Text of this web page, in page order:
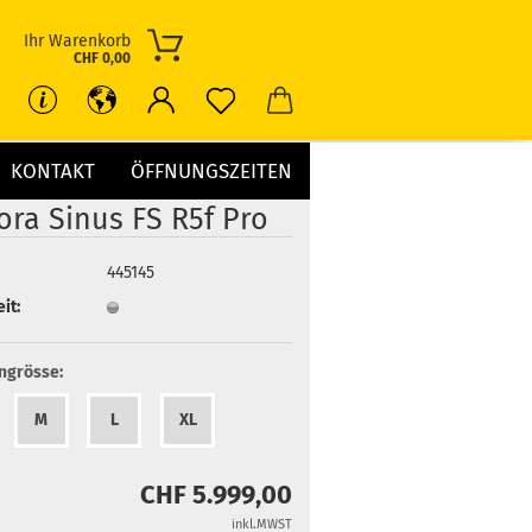
Ihr Warenkorb
CHF 0,00
KONTAKT ÖFFNUNGSZEITEN
Sinus FS R5f Pro
445145
M L XL
CHF 5.999,00
inkl.MWST